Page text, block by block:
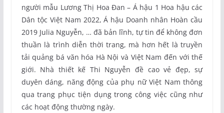
người mẫu Lương Thị Hoa Đan – Á hậu 1 Hoa hậu các
Dân tộc Việt Nam 2022, Á hậu Doanh nhân Hoàn cầu
2019 Julia Nguyễn, … đã bản lĩnh, tự tin để không đơn
thuần là trình diễn thời trang, mà hơn hết là truyền
tải quảng bá văn hóa Hà Nội và Việt Nam đến với thế
giới. Nhà thiết kế Thi Nguyễn đề cao vẻ đẹp, sự
duyên dáng, năng động của phụ nữ Việt Nam thông
qua trang phục tiện dụng trong công việc cũng như
các hoạt động thường ngày.